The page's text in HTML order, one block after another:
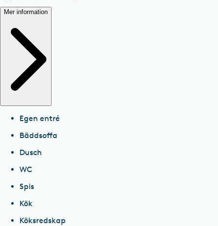
Mer information
Egen entré
Bäddsoffa
Dusch
WC
Spis
Kök
Köksredskap